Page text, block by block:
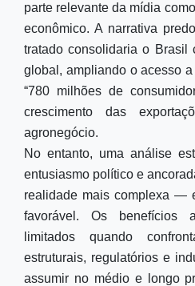
parte relevante da mídia
econômico. A narrativa
tratado consolidaria o Brasil
global, ampliando o acesso
“780 milhões de
crescimento das
agronegócio.
No entanto, uma análise
entusiasmo político e
realidade mais complexa —
favorável. Os benefícios
limitados quando
estruturais, regulatórios e
assumir no médio e longo